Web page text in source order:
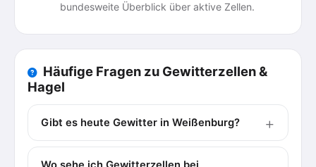
bundesweite Überblick über aktive Zellen.
Häufige Fragen zu Gewitterzellen &
Hagel
Gibt es heute Gewitter in Weißenburg?